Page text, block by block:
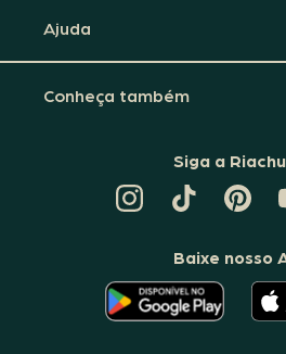
Ajuda
Conheça também
Siga a
TIKTOK
DA DA
Baixe nosso
O
APLICATIVO
DA
RIACHUELO